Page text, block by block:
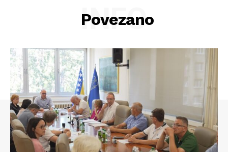
Povezano
INFO